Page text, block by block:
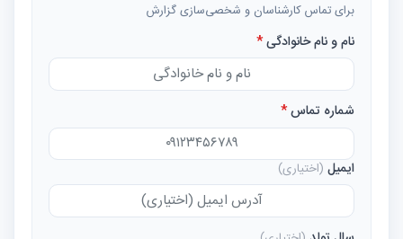
برای تماس کارشناسان و شخصی‌سازی گزارش
نام و نام خانوادگی*
شماره تماس*
ایمیل (اختیاری)